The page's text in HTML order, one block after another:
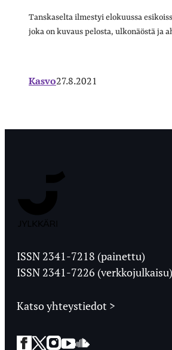
Tanskaselta ilmestyi elokuussa
joka on kuvaus pelosta, ulkonäöstä ja
Kasvo27.8.2021
Ylioppilaslehti
ISSN 2341-7218 (painettu)
ISSN 2341-7226 (verkkojulkaisu)
Katso yhteystiedot >
Facebook
Twitter
Instagram
YouTube
SoundCloud